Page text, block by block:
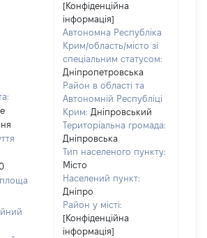
[Конфіденційна
інформація]
Автономна Республіка
Крим/область/місто зі
спеціальним статусом:
Дніпропетровська
Район в області та
Автономній Республіці
Крим: Дніпровський
Територіальна громада:
Дніпровська
Тип населеного пункту:
Місто
Населений пункт:
Дніпро
Район у місті:
[Конфіденційна
інформація]